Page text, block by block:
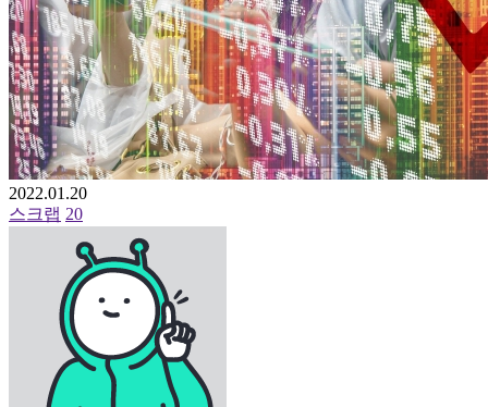
2022.01.20
스크랩 20